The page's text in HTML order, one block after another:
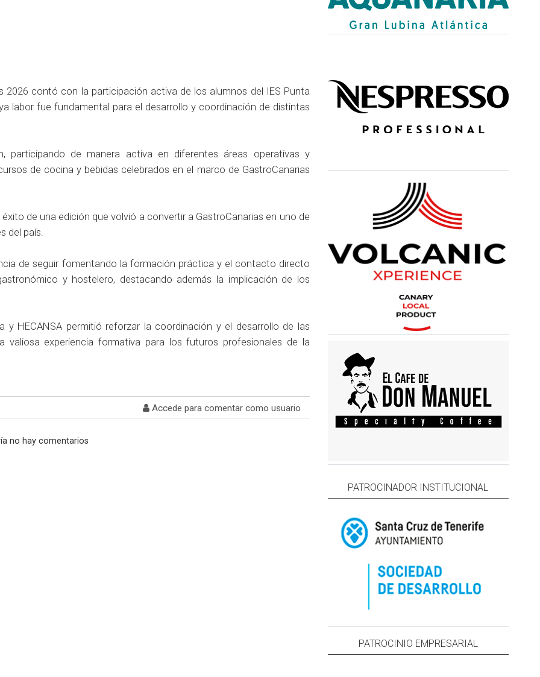
2026 contó con la participación activa de los alumnos del IES Punta
labor fue fundamental para el desarrollo y coordinación de distintas
participando de manera activa en diferentes áreas operativas y
de cocina y bebidas celebrados en el marco de GastroCanarias
de una edición que volvió a convertir a GastroCanarias en uno de
del país.
de seguir fomentando la formación práctica y el contacto directo
y hostelero, destacando además la implicación de los
y HECANSA permitió reforzar la coordinación y el desarrollo de las
valiosa experiencia formativa para los futuros profesionales de la
Accede para comentar como usuario
no hay comentarios
PATROCINADOR INSTITUCIONAL
PATROCINIO EMPRESARIAL